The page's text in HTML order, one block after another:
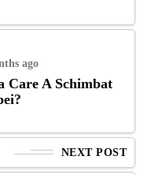
ago
Care A Schimbat
NEXT POST